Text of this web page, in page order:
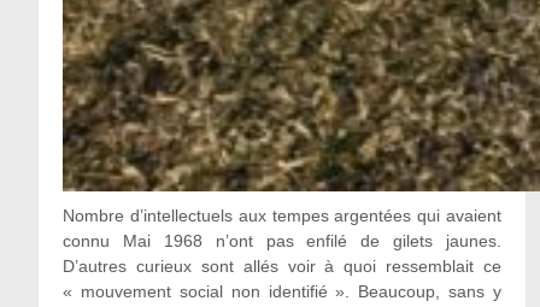
Nombre d’intellectuels aux tempes argentées qui avaient
connu Mai 1968 n’ont pas enfilé de gilets jaunes.
D’autres curieux sont allés voir à quoi ressemblait ce
« mouvement social non identifié ». Beaucoup, sans y